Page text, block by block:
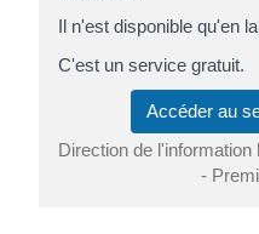
Il n'est disponible qu'en
C'est un service gratuit.
Accéder au
Direction de
-